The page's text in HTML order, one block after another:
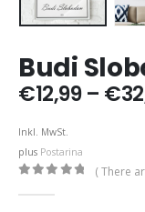
Budi
€12,99 – €
Inkl. MwSt.
plus Postarina
( There